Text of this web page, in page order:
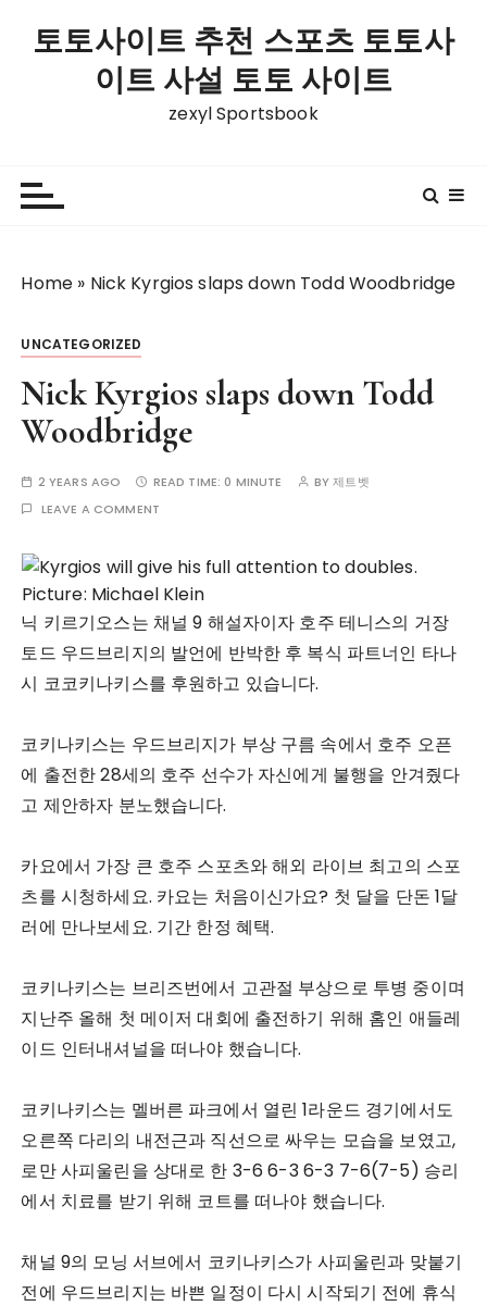
토토사이트 추천 스포츠 토토사
이트 사설 토토 사이트
zexyl Sportsbook
Home » Nick Kyrgios slaps down Todd Woodbridge
UNCATEGORIZED
Nick Kyrgios slaps down Todd
Woodbridge
2 YEARS AGO READ TIME: 0 MINUTE BY제트벳
LEAVE A COMMENT
닉 키르기오스는 채널 9 해설자이자 호주 테니스의 거장
토드 우드브리지의 발언에 반박한 후 복식 파트너인 타나
시 코코키나키스를 후원하고 있습니다.
코키나키스는 우드브리지가 부상 구름 속에서 호주 오픈
에 출전한 28세의 호주 선수가 자신에게 불행을 안겨줬다
고 제안하자 분노했습니다.
카요에서 가장 큰 호주 스포츠와 해외 라이브 최고의 스포
츠를 시청하세요. 카요는 처음이신가요? 첫 달을 단돈 1달
러에 만나보세요. 기간 한정 혜택.
코키나키스는 브리즈번에서 고관절 부상으로 투병 중이며
지난주 올해 첫 메이저 대회에 출전하기 위해 홈인 애들레
이드 인터내셔널을 떠나야 했습니다.
코키나키스는 멜버른 파크에서 열린 1라운드 경기에서도
오른쪽 다리의 내전근과 직선으로 싸우는 모습을 보였고,
로만 사피울린을 상대로 한 3-6 6-3 6-3 7-6(7-5) 승리
에서 치료를 받기 위해 코트를 떠나야 했습니다.
채널 9의 모닝 서브에서 코키나키스가 사피울린과 맞붙기
전에 우드브리지는 바쁜 일정이 다시 시작되기 전에 휴식